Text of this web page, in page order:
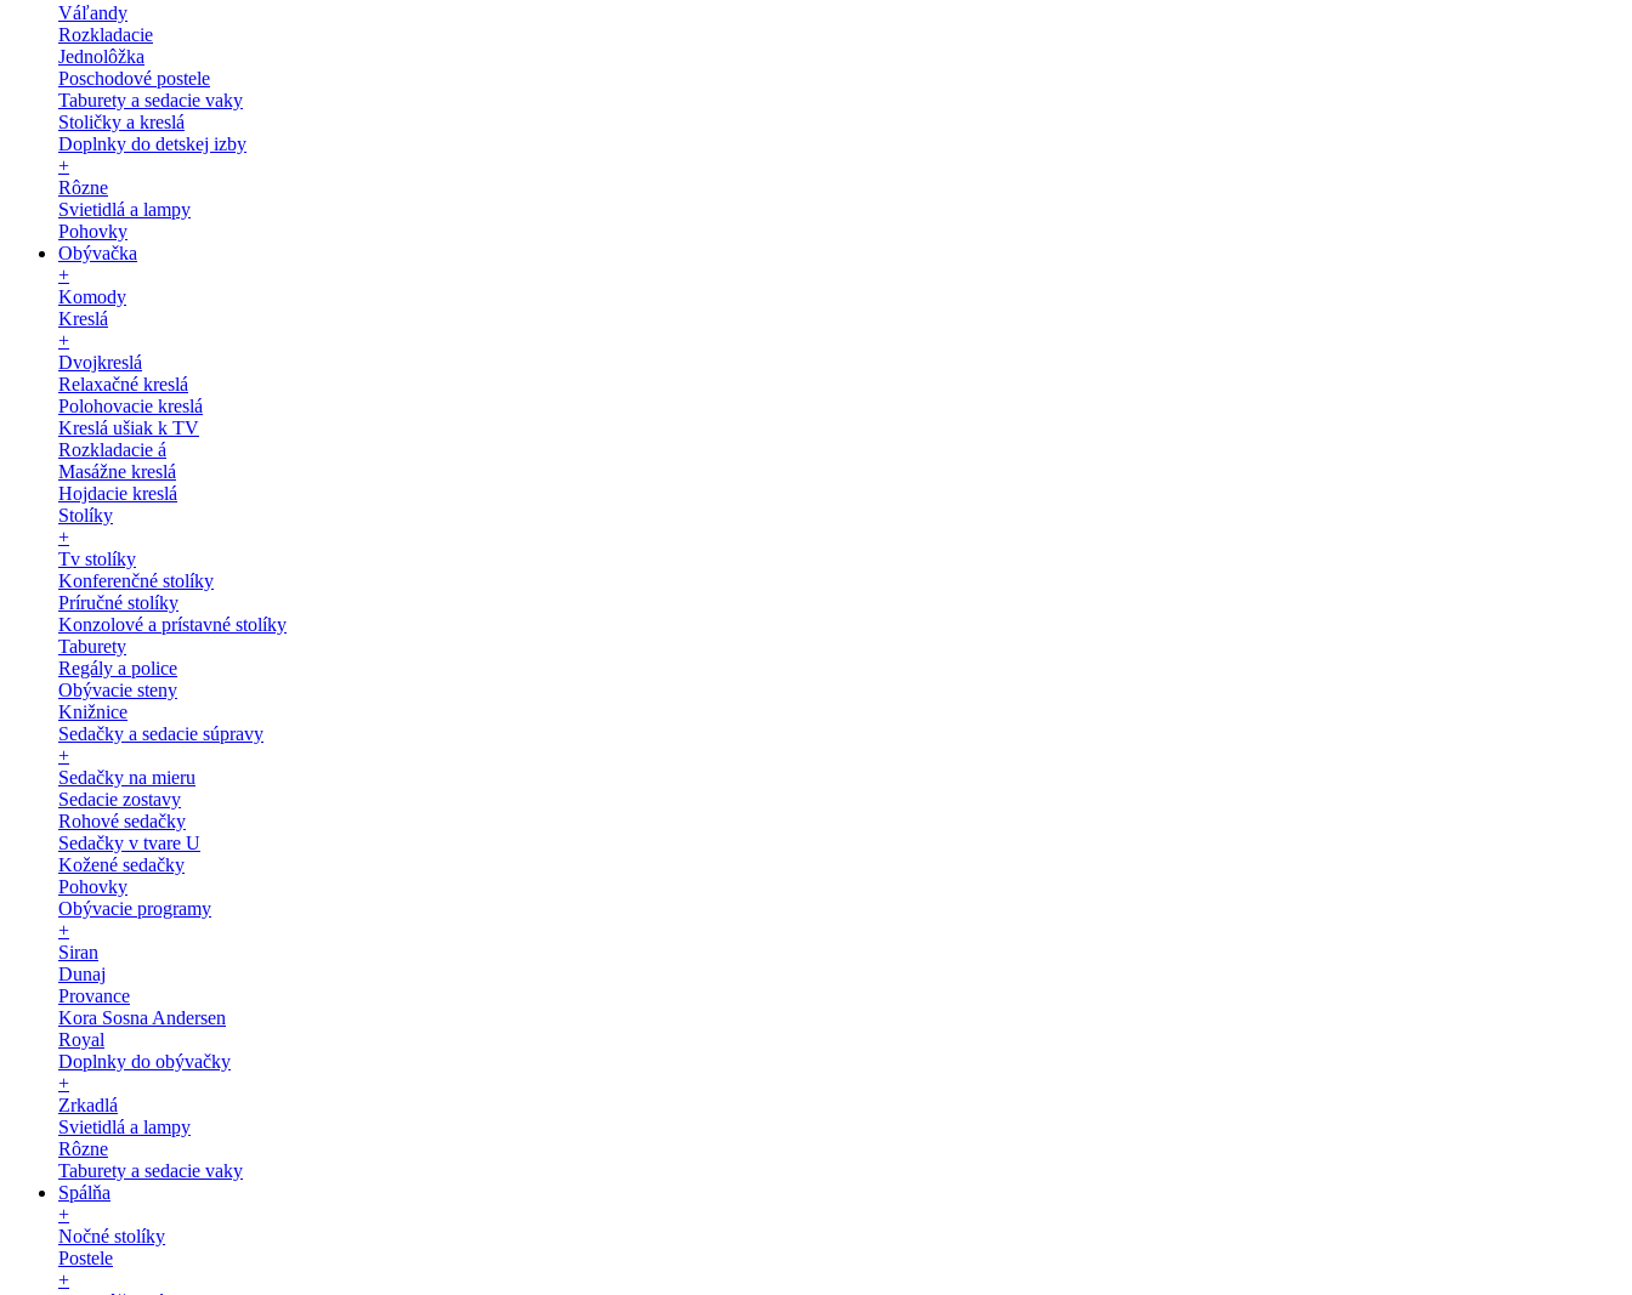
Váľandy
Rozkladacie
Jednolôžka
Poschodové postele
Taburety a sedacie vaky
Stoličky a kreslá
Doplnky do detskej izby
+
Rôzne
Svietidlá a lampy
Pohovky
Obývačka
+
Komody
Kreslá
+
Dvojkreslá
Relaxačné kreslá
Polohovacie kreslá
Kreslá ušiak k TV
Rozkladacie á
Masážne kreslá
Hojdacie kreslá
Stolíky
+
Tv stolíky
Konferenčné stolíky
Príručné stolíky
Konzolové a prístavné stolíky
Taburety
Regály a police
Obývacie steny
Knižnice
Sedačky a sedacie súpravy
+
Sedačky na mieru
Sedacie zostavy
Rohové sedačky
Sedačky v tvare U
Kožené sedačky
Pohovky
Obývacie programy
+
Siran
Dunaj
Provance
Kora Sosna Andersen
Royal
Doplnky do obývačky
+
Zrkadlá
Svietidlá a lampy
Rôzne
Taburety a sedacie vaky
Spálňa
+
Nočné stolíky
Postele
+